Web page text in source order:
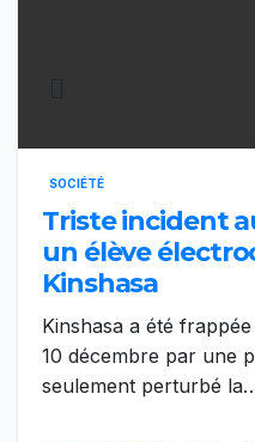
SOCIÉTÉ
Triste incident
un élève
Kinshasa
Kinshasa a été
10 décembre par une
seulement perturbé